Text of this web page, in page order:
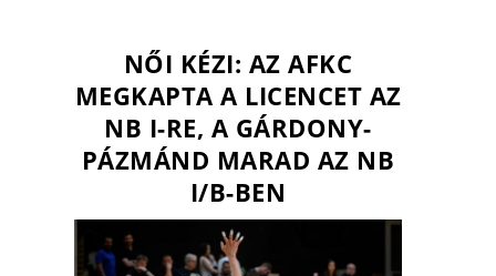
NŐI KÉZI: AZ AFKC
MEGKAPTA A LICENCET AZ
NB I-RE, A GÁRDONY-
PÁZMÁND MARAD AZ NB
I/B-BEN